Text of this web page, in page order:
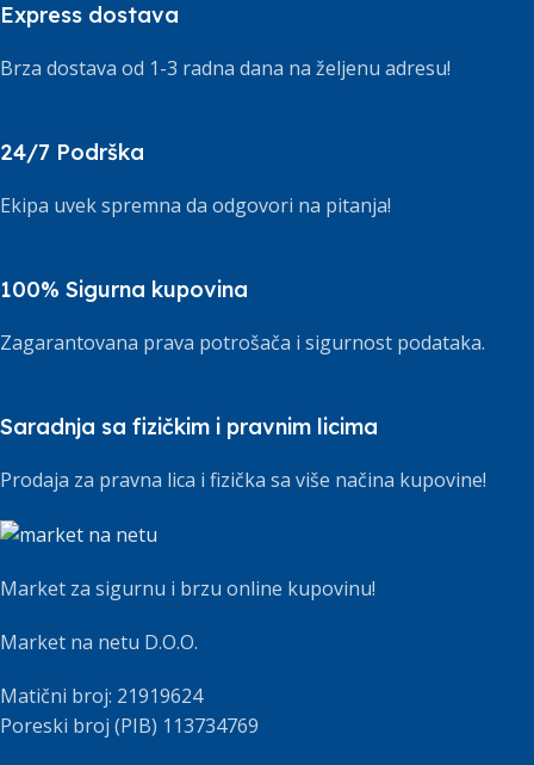
Express dostava
Brza dostava od 1-3 radna dana na željenu adresu!
24/7 Podrška
Ekipa uvek spremna da odgovori na pitanja!
100% Sigurna kupovina
Zagarantovana prava potrošača i sigurnost podataka.
Saradnja sa fizičkim i pravnim licima
Prodaja za pravna lica i fizička sa više načina kupovine!
Market za sigurnu i brzu online kupovinu!
Market na netu D.O.O.
Matični broj: 21919624
Poreski broj (PIB) 113734769